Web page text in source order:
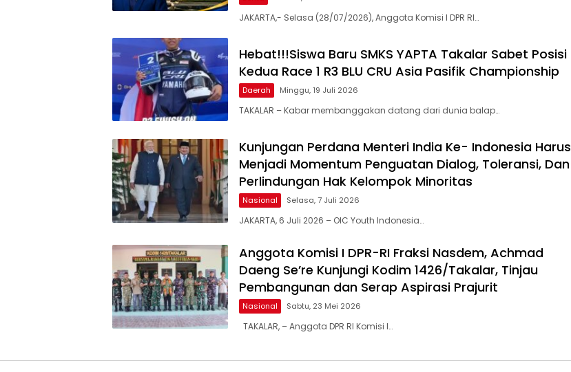
JAKARTA,- Selasa (28/07/2026), Anggota Komisi I DPR RI…
Hebat!!!Siswa Baru SMKS YAPTA Takalar Sabet Posisi
Kedua Race 1 R3 BLU CRU Asia Pasifik Championship
Daerah Minggu, 19 Juli 2026
TAKALAR – Kabar membanggakan datang dari dunia balap…
Kunjungan Perdana Menteri India Ke- Indonesia Harus
Menjadi Momentum Penguatan Dialog, Toleransi, Dan
Perlindungan Hak Kelompok Minoritas
Nasional Selasa, 7 Juli 2026
JAKARTA, 6 Juli 2026 – OIC Youth Indonesia…
Anggota Komisi I DPR-RI Fraksi Nasdem, Achmad
Daeng Se’re Kunjungi Kodim 1426/Takalar, Tinjau
Pembangunan dan Serap Aspirasi Prajurit
Nasional Sabtu, 23 Mei 2026
TAKALAR, – Anggota DPR RI Komisi I…